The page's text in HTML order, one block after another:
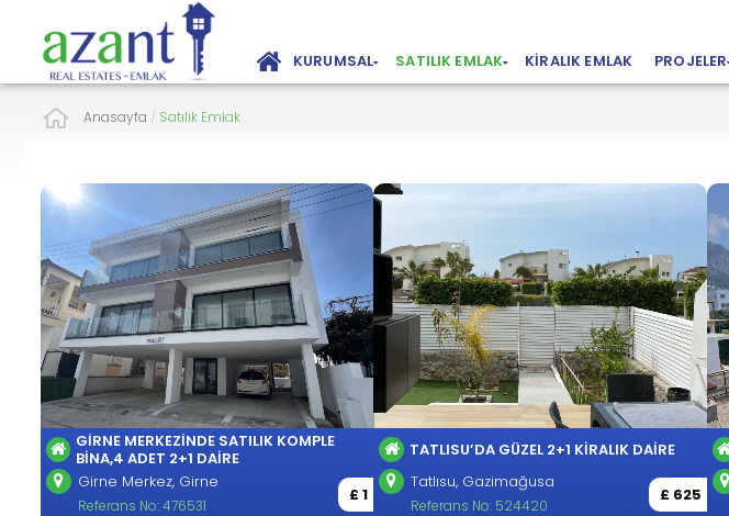
KURUMSAL SATILIK EMLAK KIRALIK EMLAK PROJELER
Anasayfa / Satılık Emlak
GIRNE MERKEZINDE SATILIK KOMPLE
BINA,4 ADET 2+1 DAIRE
Girne Merkez, Girne
£ 1
Referans No: 476531
TATLISU’DA GÜZEL 2+1 KIRALIK DAIRE
Tatlısu, Gazimağusa
£ 625
Referans No: 524420